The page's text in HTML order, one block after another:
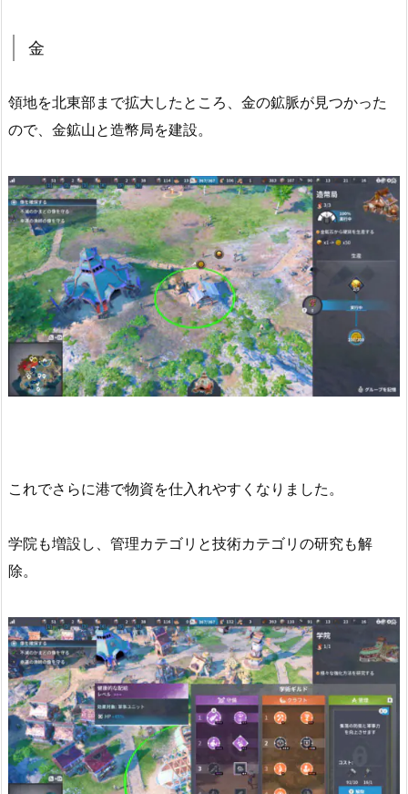
金
領地を北東部まで拡大したところ、金の鉱脈が見つかった
ので、金鉱山と造幣局を建設。
これでさらに港で物資を仕入れやすくなりました。
学院も増設し、管理カテゴリと技術カテゴリの研究も解
除。